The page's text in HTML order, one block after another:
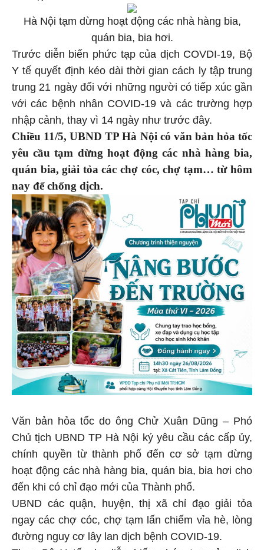
Hà Nội tạm dừng hoạt động các nhà hàng bia,
quán bia, bia hơi.
Trước diễn biến phức tạp của dịch COVDI-19, Bộ
Y tế quyết định kéo dài thời gian cách ly tập trung
trung 21 ngày đối với những người có tiếp xúc gần
với các bệnh nhân COVID-19 và các trường hợp
nhập cảnh, thay vì 14 ngày như trước đây.
Chiều 11/5, UBND TP Hà Nội có văn bản hỏa tốc
yêu cầu tạm dừng hoạt động các nhà hàng bia,
quán bia, giải tỏa các chợ cóc, chợ tạm… từ hôm
nay để chống dịch.
Văn bản hỏa tốc do ông Chử Xuân Dũng – Phó
Chủ tịch UBND TP Hà Nội ký yêu cầu các cấp ủy,
chính quyền từ thành phố đến cơ sở tạm dừng
hoạt động các nhà hàng bia, quán bia, bia hơi cho
đến khi có chỉ đạo mới của Thành phố.
UBND các quận, huyện, thị xã chỉ đạo giải tỏa
ngay các chợ cóc, chợ tạm lấn chiếm vỉa hè, lòng
đường nguy cơ lây lan dịch bệnh COVID-19.